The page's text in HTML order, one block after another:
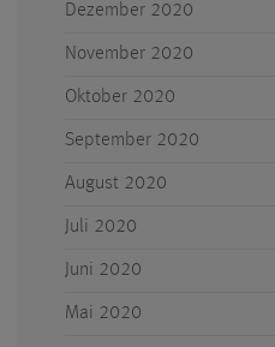
Dezember 2020
November 2020
Oktober 2020
September 2020
August 2020
Juli 2020
Juni 2020
Mai 2020